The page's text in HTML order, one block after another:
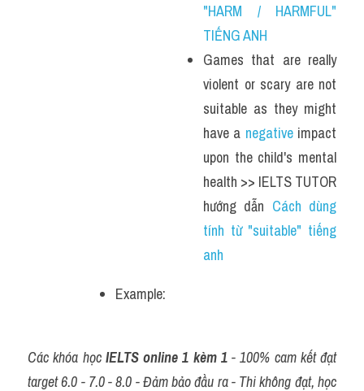
"HARM / HARMFUL"
TIẾNG ANH
Games that are really
violent or scary are not
suitable as they might
have a negative impact
upon the child's mental
health >> IELTS TUTOR
hướng dẫn Cách dùng
tính từ "suitable" tiếng
anh
Example:
Các khóa học IELTS online 1 kèm 1 - 100% cam kết đạt
target 6.0 - 7.0 - 8.0 - Đảm bảo đầu ra - Thi không đạt, học